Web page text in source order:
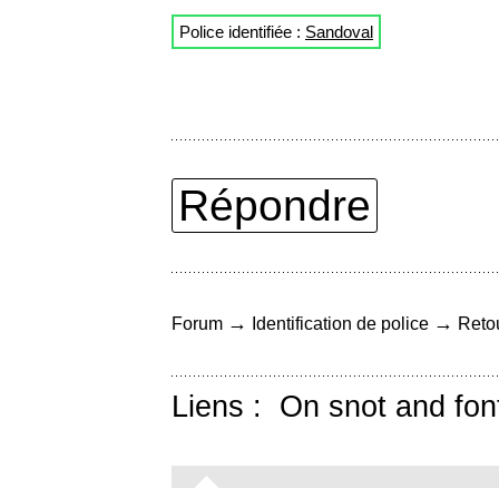
Police identifiée : Sandoval
Répondre
Forum → Identification de police →
Liens : On snot and